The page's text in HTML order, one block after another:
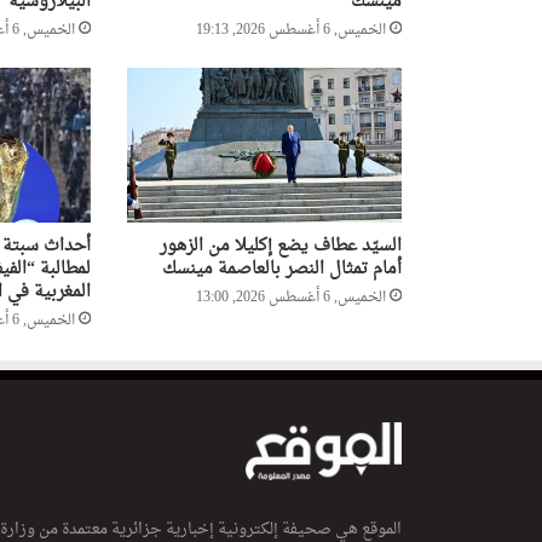
الخميس, 6 أغسطس 2026, 19:13 الخميس, 6 أغسطس 2026, 18:55
السيّد عطاف يضع إكليلا من الزهور
أمام تمثال النصر بالعاصمة مينسك
الخميس, 6 أغسطس 2026, 13:00
أحداث سبتة
لمطالبة
المغربية في
الخميس, 6 أغسطس 2026, 12:47
الموقع هي صحيفة إلكترونية إخبارية جزائرية معتمدة من